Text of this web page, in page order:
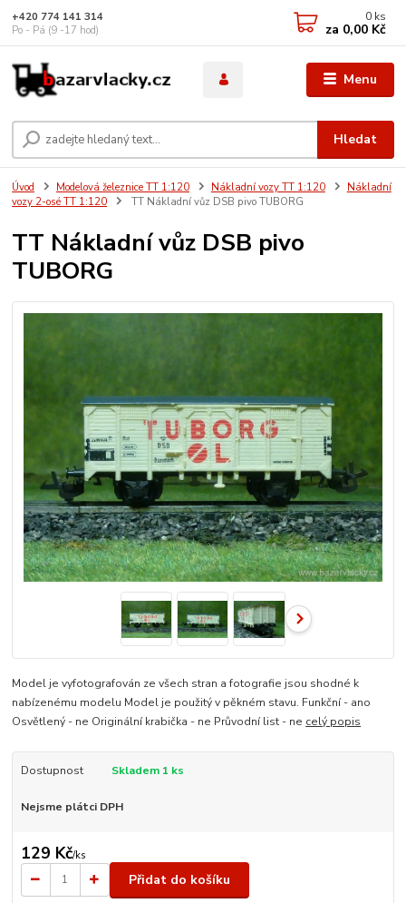
Menu
Hledat
+420 774 141 314
Po - Pá (9 -17 hod)
0 ks
za 0,00 Kč
Úvod Modelová železnice TT 1:120 Nákladní vozy TT 1:120
Nákladní
vozy 2-osé TT 1:120
TT Nákladní vůz DSB pivo TUBORG
TT Nákladní vůz DSB pivo
TUBORG
Model je vyfotografován ze všech stran a fotografie jsou shodné k
nabízenému modelu Model je použitý v pěkném stavu. Funkční - ano
Osvětlený - ne Originální krabička - ne Průvodní list - ne celý popis
Dostupnost Skladem 1 ks
Nejsme plátci DPH
129 Kč/ks
Přidat do košíku